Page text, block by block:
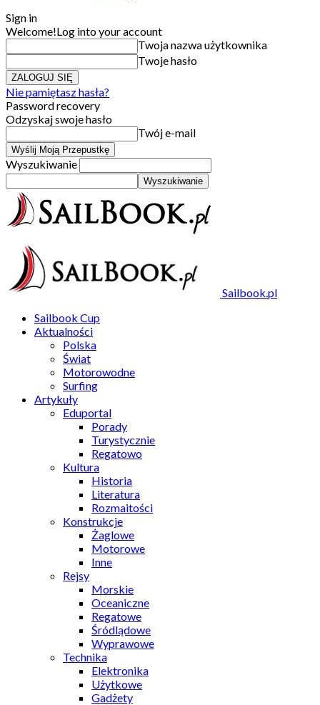
Sign in
Welcome!Log into your account
Twoja nazwa użytkownika
Twoje hasło
Nie pamiętasz hasła?
Password recovery
Odzyskaj swoje hasło
Twój e-mail
Wyszukiwanie
Sailbook.pl
Sailbook Cup
Aktualności
Polska
Świat
Motorowodne
Surfing
Artykuły
Eduportal
Porady
Turystycznie
Regatowo
Kultura
Historia
Literatura
Rozmaitości
Konstrukcje
Żaglowe
Motorowe
Inne
Rejsy
Morskie
Oceaniczne
Regatowe
Śródlądowe
Wyprawowe
Technika
Elektronika
Użytkowe
Gadżety